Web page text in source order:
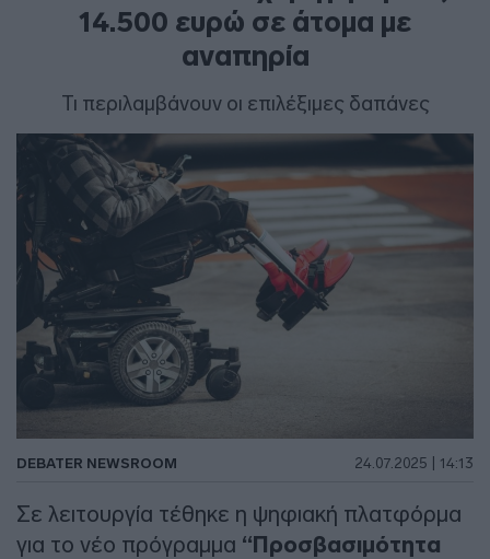
14.500 ευρώ σε άτομα με
αναπηρία
Τι περιλαμβάνουν οι επιλέξιμες δαπάνες
DEBATER NEWSROOM 24.07.2025 | 14:13
Σε λειτουργία τέθηκε η ψηφιακή πλατφόρμα
για το νέο πρόγραμμα “Προσβασιμότητα